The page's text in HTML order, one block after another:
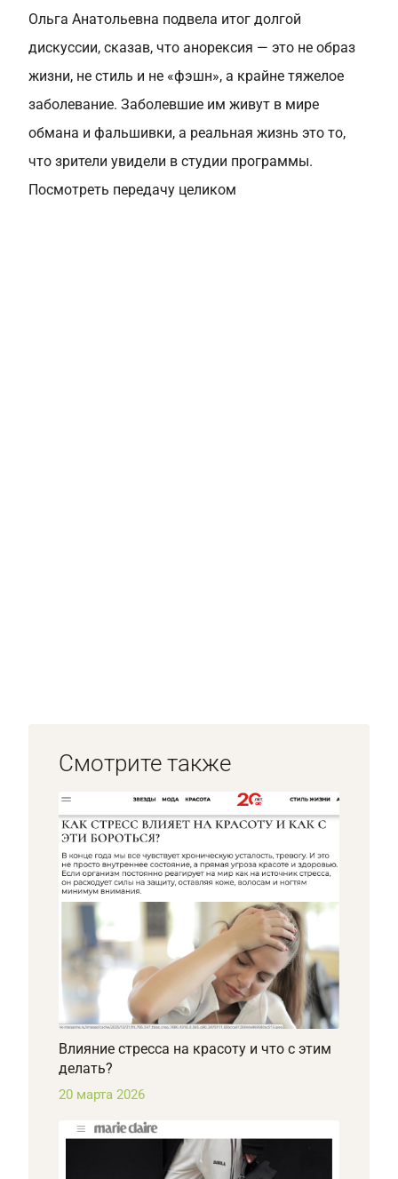
Ольга Анатольевна подвела итог долгой
дискуссии, сказав, что анорексия — это не образ
жизни, не стиль и не «фэшн», а крайне тяжелое
заболевание. Заболевшие им живут в мире
обмана и фальшивки, а реальная жизнь это то,
что зрители увидели в студии программы.
Посмотреть передачу целиком
Смотрите также
Влияние стресса на красоту и что с этим
делать?
20 марта 2026